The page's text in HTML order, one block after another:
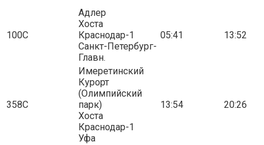
100С
Адлер
Хоста
Краснодар-1
Санкт-Петербург-
Главн.
05:41 13:52
358С
Имеретинский
Курорт
(Олимпийский
парк)
Хоста
Краснодар-1
Уфа
13:54 20:26